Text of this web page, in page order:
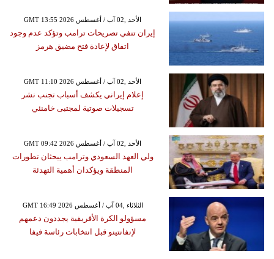
GMT 13:55 2026 الأحد ,02 آب / أغسطس
إيران تنفي تصريحات ترامب وتؤكد عدم وجود
اتفاق لإعادة فتح مضيق هرمز
GMT 11:10 2026 الأحد ,02 آب / أغسطس
إعلام إيراني يكشف أسباب تجنب نشر
تسجيلات صوتية لمجتبى خامنئي
GMT 09:42 2026 الأحد ,02 آب / أغسطس
ولي العهد السعودي وترامب يبحثان تطورات
المنطقة ويؤكدان أهمية التهدئة
GMT 16:49 2026 الثلاثاء ,04 آب / أغسطس
مسؤولو الكرة الأفريقية يجددون دعمهم
لإنفانتينو قبل انتخابات رئاسة فيفا